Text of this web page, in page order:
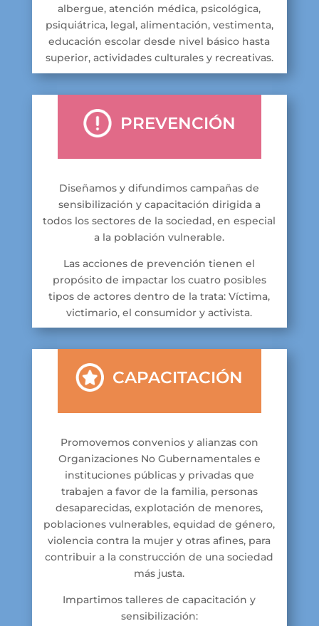
albergue, atención médica, psicológica,
psiquiátrica, legal, alimentación, vestimenta,
educación escolar desde nivel básico hasta
superior, actividades culturales y recreativas.
PREVENCIÓN
Diseñamos y difundimos campañas de
sensibilización y capacitación dirigida a
todos los sectores de la sociedad, en especial
a la población vulnerable.
Las acciones de prevención tienen el
propósito de impactar los cuatro posibles
tipos de actores dentro de la trata: Víctima,
victimario, el consumidor y activista.
CAPACITACIÓN
Promovemos convenios y alianzas con
Organizaciones No Gubernamentales e
instituciones públicas y privadas que
trabajen a favor de la familia, personas
desaparecidas, explotación de menores,
poblaciones vulnerables, equidad de género,
violencia contra la mujer y otras afines, para
contribuir a la construcción de una sociedad
más justa.
Impartimos talleres de capacitación y
sensibilización: